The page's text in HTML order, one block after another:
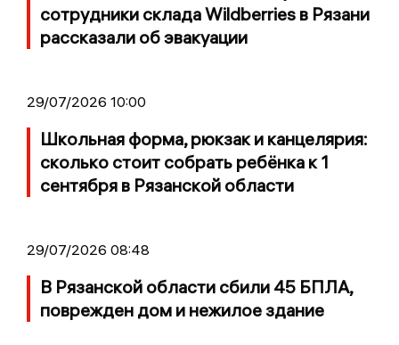
сотрудники склада Wildberries в Рязани
рассказали об эвакуации
29/07/2026 10:00
Школьная форма, рюкзак и канцелярия:
сколько стоит собрать ребёнка к 1
сентября в Рязанской области
29/07/2026 08:48
В Рязанской области сбили 45 БПЛА,
поврежден дом и нежилое здание